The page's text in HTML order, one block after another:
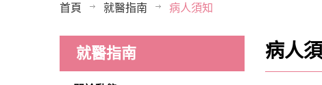
首頁 就醫指南 病人須知
病人
就醫指南